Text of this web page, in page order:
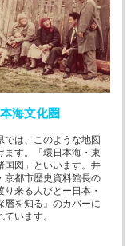
海文化圏
では、このような地図
ます。「環日本海・東
国図」といいます。井
京都市歴史資料館長の
り来る人びとー日本・
層を知る』のカバーに
ています。